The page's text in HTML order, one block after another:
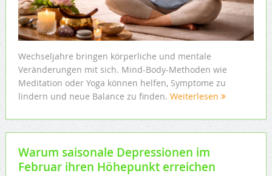
Wechseljahre bringen körperliche und mentale
Veränderungen mit sich. Mind-Body-Methoden wie
Meditation oder Yoga können helfen, Symptome zu
lindern und neue Balance zu finden. Weiterlesen
Warum saisonale Depressionen im
Februar ihren Höhepunkt erreichen